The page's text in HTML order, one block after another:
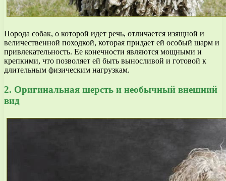
Порода собак, о которой идет речь, отличается изящной и
величественной походкой, которая придает ей особый шарм и
привлекательность. Ее конечности являются мощными и
крепкими, что позволяет ей быть выносливой и готовой к
длительным физическим нагрузкам.
2. Оригинальная шерсть и необычный внешний
вид